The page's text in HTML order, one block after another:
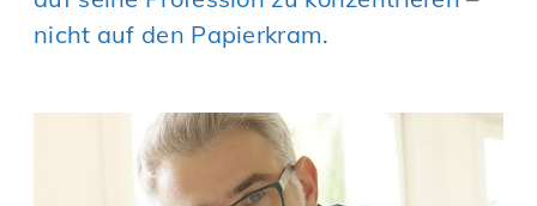
nicht auf den Papierkram.